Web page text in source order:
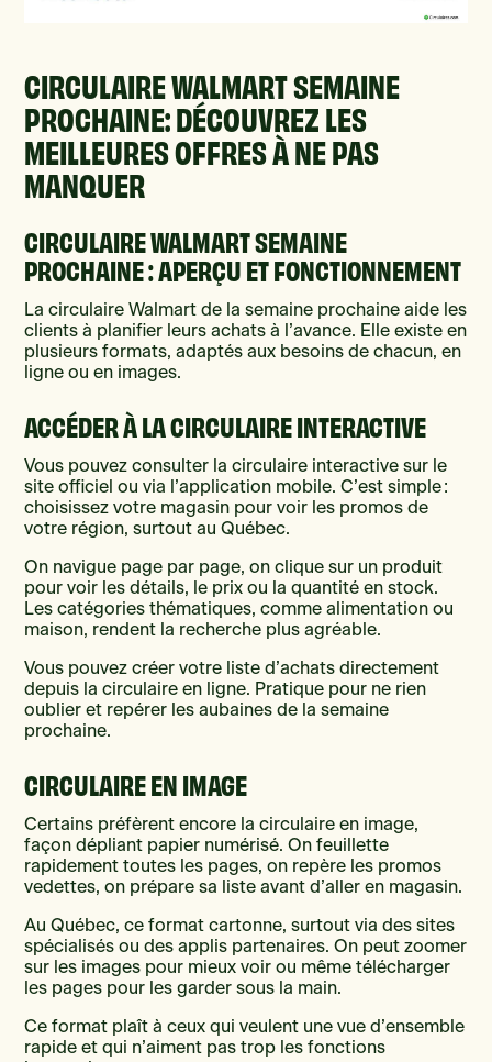
CIRCULAIRE WALMART SEMAINE
PROCHAINE: DÉCOUVREZ LES
MEILLEURES OFFRES À NE PAS
MANQUER
CIRCULAIRE WALMART SEMAINE
PROCHAINE : APERÇU ET FONCTIONNEMENT
La circulaire Walmart de la semaine prochaine aide les
clients à planifier leurs achats à l’avance. Elle existe en
plusieurs formats, adaptés aux besoins de chacun, en
ligne ou en images.
ACCÉDER À LA CIRCULAIRE INTERACTIVE
Vous pouvez consulter la circulaire interactive sur le
site officiel ou via l’application mobile. C’est simple :
choisissez votre magasin pour voir les promos de
votre région, surtout au Québec.
On navigue page par page, on clique sur un produit
pour voir les détails, le prix ou la quantité en stock.
Les catégories thématiques, comme alimentation ou
maison, rendent la recherche plus agréable.
Vous pouvez créer votre liste d’achats directement
depuis la circulaire en ligne. Pratique pour ne rien
oublier et repérer les aubaines de la semaine
prochaine.
CIRCULAIRE EN IMAGE
Certains préfèrent encore la circulaire en image,
façon dépliant papier numérisé. On feuillette
rapidement toutes les pages, on repère les promos
vedettes, on prépare sa liste avant d’aller en magasin.
Au Québec, ce format cartonne, surtout via des sites
spécialisés ou des applis partenaires. On peut zoomer
sur les images pour mieux voir ou même télécharger
les pages pour les garder sous la main.
Ce format plaît à ceux qui veulent une vue d’ensemble
rapide et qui n’aiment pas trop les fonctions